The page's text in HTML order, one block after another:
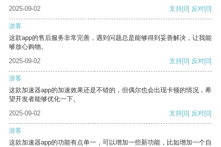
2025-09-02 支持[0] 反对[0]
游客
这款app的售后服务非常完善，遇到问题总是能够得到妥善解决，让我能
够放心购物。
2025-09-02
支持[0] 反对[0]
游客
这款加速器app的加速效果还是不错的，但偶尔也会出现卡顿的情况，希
望开发者能够优化一下。
2025-09-02
支持[0] 反对[0]
游客
这款加速器app的功能有点单一，可以增加一些新功能，比如增加一个自